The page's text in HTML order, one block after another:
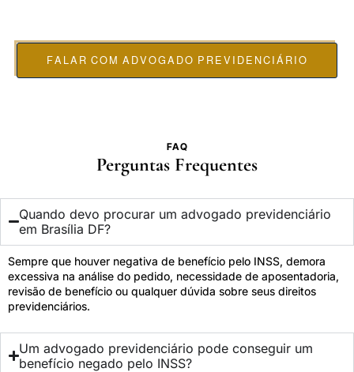
FALAR COM ADVOGADO PREVIDENCIÁRIO
FAQ
Perguntas Frequentes
Quando devo procurar um advogado previdenciário
em Brasília DF?
Sempre que houver negativa de benefício pelo INSS, demora
excessiva na análise do pedido, necessidade de aposentadoria,
revisão de benefício ou qualquer dúvida sobre seus direitos
previdenciários.
Um advogado previdenciário pode conseguir um
benefício negado pelo INSS?